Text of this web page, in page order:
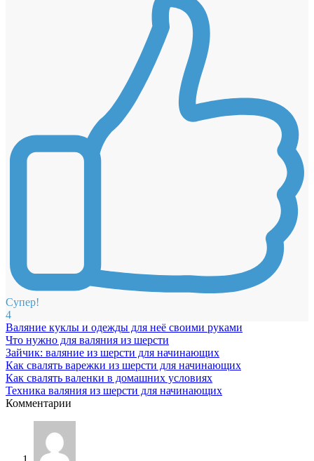
Супер!
4
Валяние куклы и одежды для неё своими руками
Что нужно для валяния из шерсти
Зайчик: валяние из шерсти для начинающих
Как свалять варежки из шерсти для начинающих
Как свалять валенки в домашних условиях
Техника валяния из шерсти для начинающих
Комментарии